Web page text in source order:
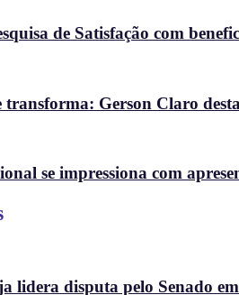
de Satisfação com
Gerson Claro
se impressiona com
lidera disputa pelo Senado